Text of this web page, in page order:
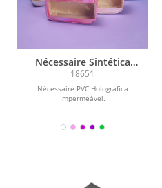
Nécessaire Sintética
Holográfica Impermeável
18651
Nécessaire PVC Holográfica
Impermeável.